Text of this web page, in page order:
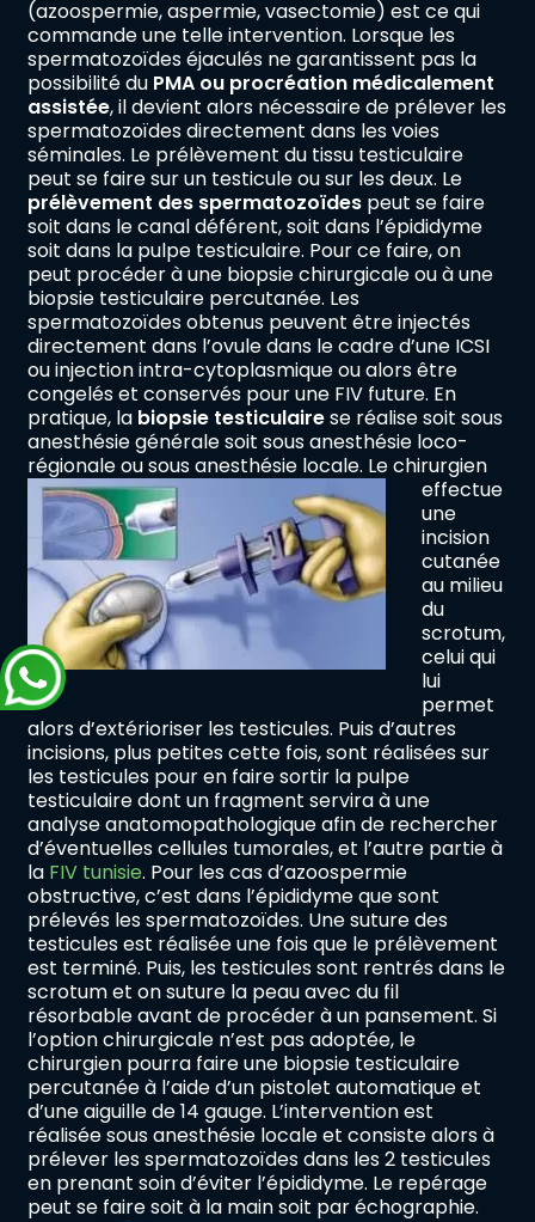
(azoospermie, aspermie, vasectomie) est ce qui
commande une telle intervention. Lorsque les
spermatozoïdes éjaculés ne garantissent pas la
possibilité du PMA ou procréation médicalement
assistée, il devient alors nécessaire de prélever les
spermatozoïdes directement dans les voies
séminales. Le prélèvement du tissu testiculaire
peut se faire sur un testicule ou sur les deux. Le
prélèvement des spermatozoïdes peut se faire
soit dans le canal déférent, soit dans l’épididyme
soit dans la pulpe testiculaire. Pour ce faire, on
peut procéder à une biopsie chirurgicale ou à une
biopsie testiculaire percutanée. Les
spermatozoïdes obtenus peuvent être injectés
directement dans l’ovule dans le cadre d’une ICSI
ou injection intra-cytoplasmique ou alors être
congelés et conservés pour une FIV future. En
pratique, la biopsie testiculairese réalise soit sous
anesthésie générale soit sous anesthésie loco-
régionale ou sous anesthésie locale. Le chirurgien
effectue
une
incision
cutanée
au milieu
du
scrotum,
celui qui
lui
permet
alors d’extérioriser les testicules. Puis d’autres
incisions, plus petites cette fois, sont réalisées sur
les testicules pour en faire sortir la pulpe
testiculaire dont un fragment servira à une
analyse anatomopathologique afin de rechercher
d’éventuelles cellules tumorales, et l’autre partie à
la FIV tunisie. Pour les cas d’azoospermie
obstructive, c’est dans l’épididyme que sont
prélevés les spermatozoïdes. Une suture des
testicules est réalisée une fois que le prélèvement
est terminé. Puis, les testicules sont rentrés dans le
scrotum et on suture la peau avec du fil
résorbable avant de procéder à un pansement. Si
l’option chirurgicale n’est pas adoptée, le
chirurgien pourra faire une biopsie testiculaire
percutanée à l’aide d’un pistolet automatique et
d’une aiguille de 14 gauge. L’intervention est
réalisée sous anesthésie locale et consiste alors à
prélever les spermatozoïdes dans les 2 testicules
en prenant soin d’éviter l’épididyme. Le repérage
peut se faire soit à la main soit par échographie.